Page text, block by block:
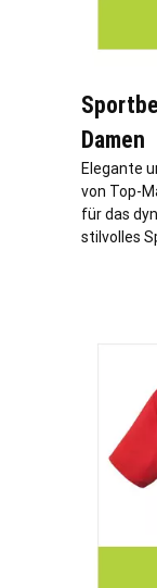
Damen
Elegante
von Top-
für das
stilvolles